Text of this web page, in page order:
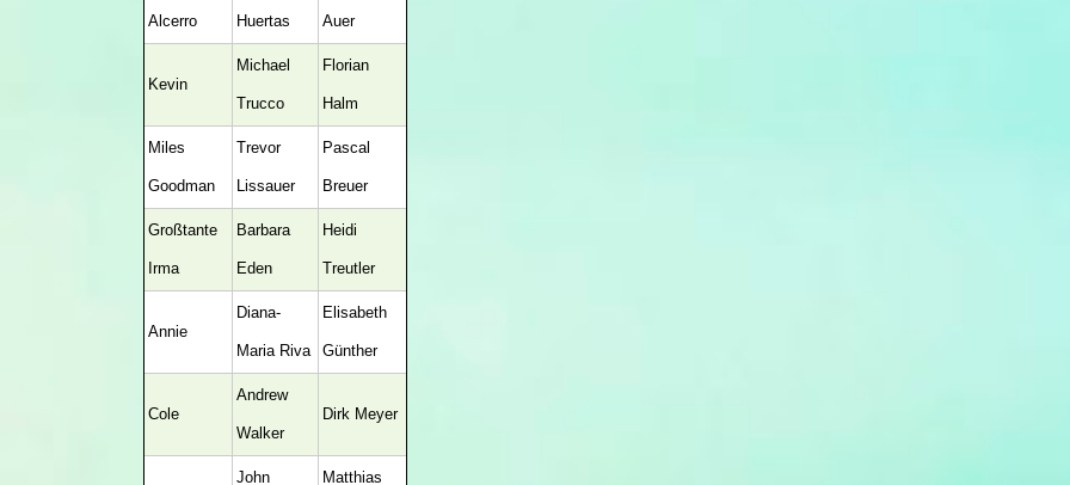
Alcerro Huertas Auer
Kevin
Michael
Trucco
Florian
Halm
Miles
Goodman
Trevor
Lissauer
Pascal
Breuer
Großtante
Irma
Barbara
Eden
Heidi
Treutler
Annie
Diana-
Maria Riva
Elisabeth
Günther
Cole
Andrew
Walker
Dirk Meyer
John Matthias